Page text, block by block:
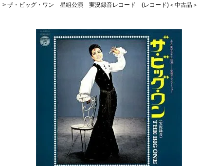
ザ・ビッグ・ワン 星組公演 実況録音レコード (レコード)＜中古品＞